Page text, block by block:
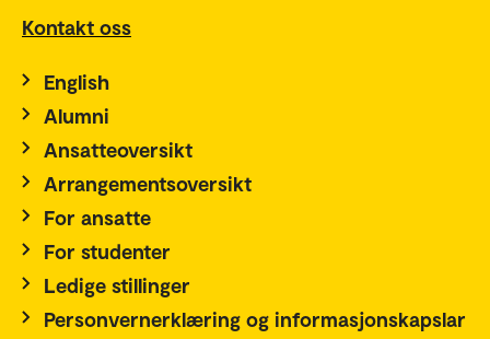
Kontakt oss
English
Alumni
Ansatteoversikt
Arrangementsoversikt
For ansatte
For studenter
Ledige stillinger
Personvernerklæring og informasjonskapslar